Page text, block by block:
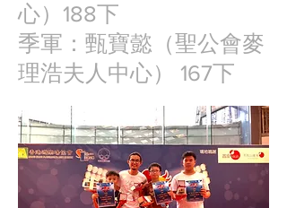
心）188下
季軍：甄寶懿（聖公會麥
理浩夫人中心） 167下